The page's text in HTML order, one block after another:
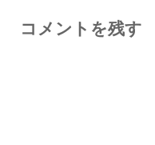
コメントを残す